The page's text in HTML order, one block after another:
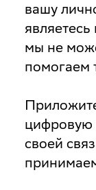
вашу
мы не
помогаем
цифровую
своей